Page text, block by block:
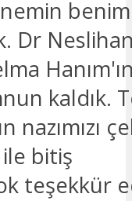
Dr
kaldık.
nazımızı
bitiş
teşekkür